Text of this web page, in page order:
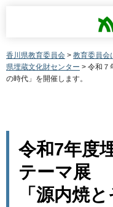
香川県教育委員会 > 教育委員会
県埋蔵文化財センター > 令和７
の時代」を開催します。
令和7年度
テーマ展
「源内焼